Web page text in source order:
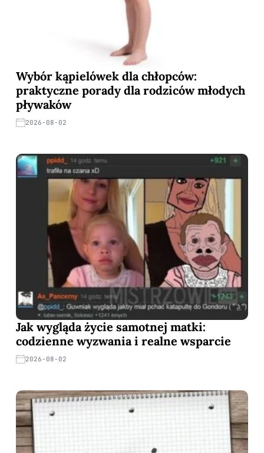
Wybór kąpielówek dla chłopców:
praktyczne porady dla rodziców młodych
pływaków
2026-08-02
Jak wygląda życie samotnej matki:
codzienne wyzwania i realne wsparcie
2026-08-02